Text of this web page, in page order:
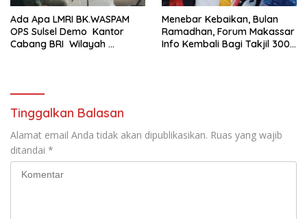
Ada Apa LMRI BK.WASPAM
OPS Sulsel Demo Kantor
Cabang BRI Wilayah
Menebar Kebaikan, Bulan
Ramadhan, Forum Makassar
Info Kembali Bagi Takjil 300
Tinggalkan Balasan
Alamat email Anda tidak akan dipublikasikan. Ruas yang wajib
ditandai *